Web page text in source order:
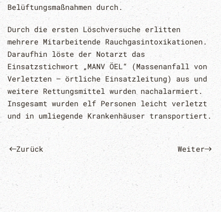
Belüftungsmaßnahmen durch.
Durch die ersten Löschversuche erlitten
mehrere Mitarbeitende Rauchgasintoxikationen.
Daraufhin löste der Notarzt das
Einsatzstichwort „MANV ÖEL“ (Massenanfall von
Verletzten – örtliche Einsatzleitung) aus und
weitere Rettungsmittel wurden nachalarmiert.
Insgesamt wurden elf Personen leicht verletzt
und in umliegende Krankenhäuser transportiert.
Zurück Weiter